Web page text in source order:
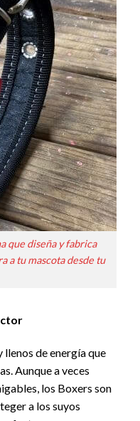
que diseña y fabrica
a tu mascota desde tu
llenos de energía que
Aunque a veces
los Boxers son
a los suyos